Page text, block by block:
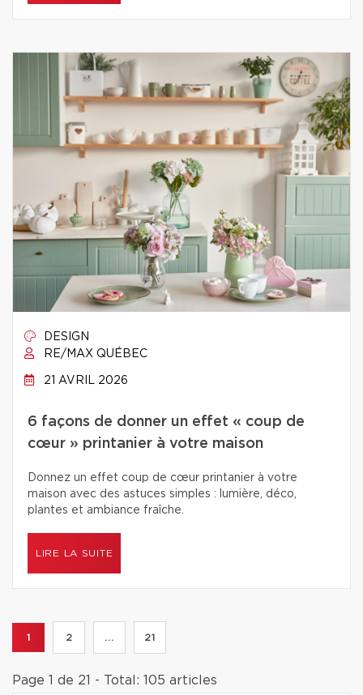
DESIGN
RE/MAX QUÉBEC
21 AVRIL 2026
6 façons de donner un effet « coup de
cœur » printanier à votre maison
Donnez un effet coup de cœur printanier à votre
maison avec des astuces simples : lumière, déco,
plantes et ambiance fraîche.
LIRE LA SUITE
1 2 ... 21
Page 1 de 21 - Total: 105 articles